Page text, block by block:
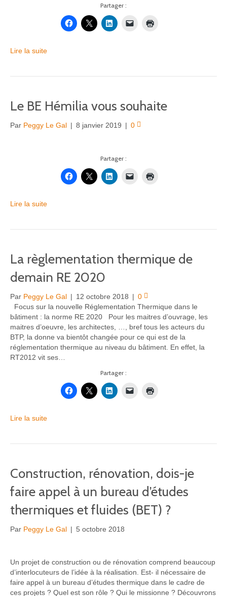
Partager :
Lire la suite
Le BE Hémilia vous souhaite
Par Peggy Le Gal | 8 janvier 2019 | 0
Partager :
Lire la suite
La règlementation thermique de
demain RE 2020
Par Peggy Le Gal | 12 octobre 2018 | 0
Focus sur la nouvelle Réglementation Thermique dans le
bâtiment : la norme RE 2020 Pour les maitres d’ouvrage, les
maitres d’oeuvre, les architectes, …, bref tous les acteurs du
BTP, la donne va bientôt changée pour ce qui est de la
réglementation thermique au niveau du bâtiment. En effet, la
RT2012 vit ses…
Partager :
Lire la suite
Construction, rénovation, dois-je
faire appel à un bureau d’études
thermiques et fluides (BET) ?
Par Peggy Le Gal | 5 octobre 2018
Un projet de construction ou de rénovation comprend beaucoup
d’interlocuteurs de l’idée à la réalisation. Est- il nécessaire de
faire appel à un bureau d’études thermique dans le cadre de
ces projets ? Quel est son rôle ? Qui le missionne ? Découvrons